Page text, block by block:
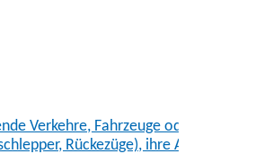
Verkehre, Fahrzeuge oder
Rückezüge), ihre Anhänger,